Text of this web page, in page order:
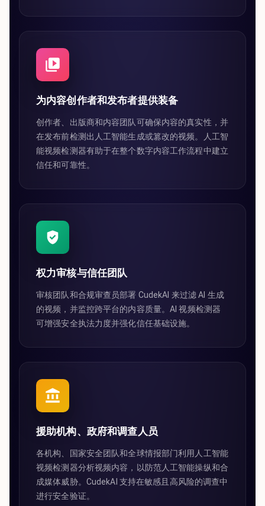
为内容创作者和发布者提供装备
创作者、出版商和内容团队可确保内容的真实性，并
在发布前检测出人工智能生成或篡改的视频。人工智
能视频检测器有助于在整个数字内容工作流程中建立
信任和可靠性。
权力审核与信任团队
审核团队和合规审查员部署 CudekAI 来过滤 AI 生成
的视频，并监控跨平台的内容质量。AI 视频检测器
可增强安全执法力度并强化信任基础设施。
援助机构、政府和调查人员
各机构、国家安全团队和全球情报部门利用人工智能
视频检测器分析视频内容，以防范人工智能操纵和合
成媒体威胁。CudekAI 支持在敏感且高风险的调查中
进行安全验证。